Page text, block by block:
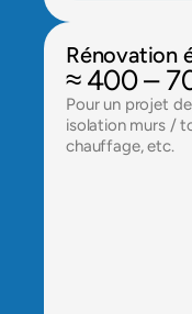
Rénovation
≈ 400 –
Pour un projet
isolation murs /
chauffage, etc.